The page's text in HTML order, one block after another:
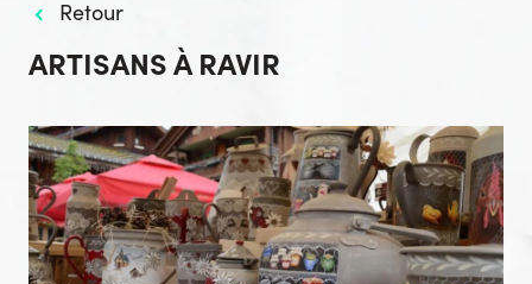
Retour
ARTISANS À RAVIR